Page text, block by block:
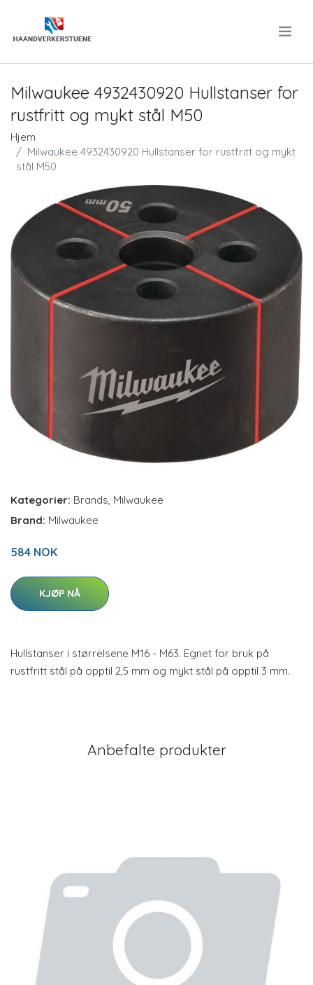
Milwaukee 4932430920 Hullstanser for
rustfritt og mykt stål M50
Hjem
Milwaukee 4932430920 Hullstanser for rustfritt og mykt
stål M50
Kategorier: Brands, Milwaukee
Brand: Milwaukee
584 NOK
KJØP NÅ
Hullstanser i størrelsene M16 - M63. Egnet for bruk på
rustfritt stål på opptil 2,5 mm og mykt stål på opptil 3 mm.
Anbefalte produkter